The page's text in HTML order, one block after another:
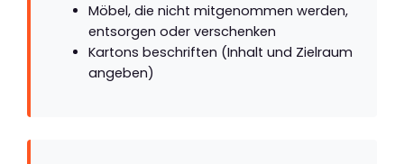
Möbel, die nicht mitgenommen werden,
entsorgen oder verschenken
Kartons beschriften (Inhalt und Zielraum
angeben)